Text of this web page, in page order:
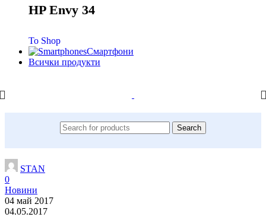
HP Envy 34
To Shop
Смартфони
Всички продукти
Search
STAN
0
Новини
04 май 2017
04.05.2017